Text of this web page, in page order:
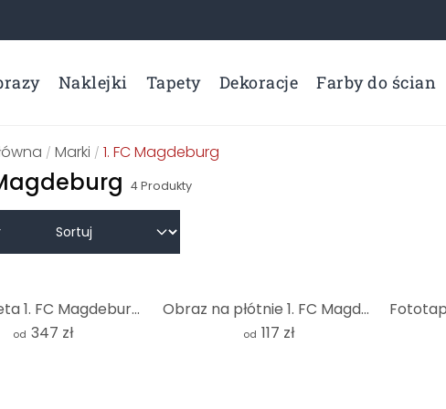
Naklejki Tapety Dekoracje Farby do ścian
/ Marki /1. FC Magdeburg
4Produkty
Fototapeta 1. FC Magdeburg - choreografia stadionowa
od 347 zł
Obraz na płótnie 1. FC Magdeburg - Stadium Choreo
od 117 zł